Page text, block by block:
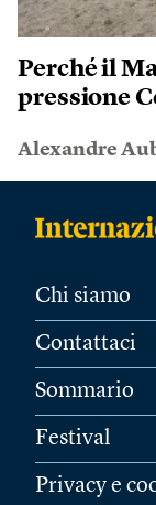
Perché il
pressione
Alexandre
Chi siamo
Contattaci
Sommario
Festival
Privacy e